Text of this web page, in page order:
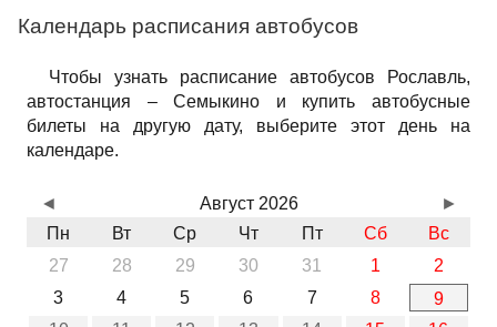
Календарь расписания автобусов
Чтобы узнать расписание автобусов Рославль,
автостанция – Семыкино и купить автобусные
билеты на другую дату, выберите этот день на
календаре.
Август 2026
Пн
Вт Ср Чт Пт Сб
Вс
27
28 29 30 31 1
2
3
4 5 6 7 8
9
◄ ►